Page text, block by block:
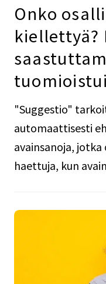
Onko
kiellettyä?
"Suggestio"
automaattisesti
avainsanoja,
haettuja, kun